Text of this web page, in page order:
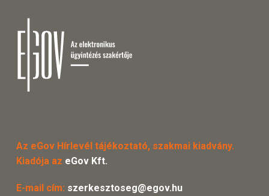
Az eGov Hírlevél tájékoztató, szakmai kiadvány.
Kiadója az eGov Kft.
E-mail cím: szerkesztoseg@egov.hu